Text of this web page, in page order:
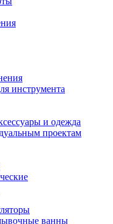
инструмента
и одежда
проектам
ванны